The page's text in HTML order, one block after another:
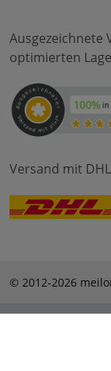
Ausgezeichnete
optimierten
Versand mit
© 2012-2026